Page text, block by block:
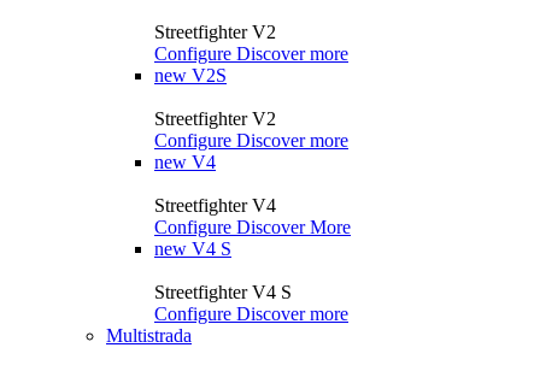
Streetfighter V2
Configure Discover more
new V2S
Streetfighter V2
Configure Discover more
new V4
Streetfighter V4
Configure Discover More
new V4 S
Streetfighter V4 S
Configure Discover more
Multistrada